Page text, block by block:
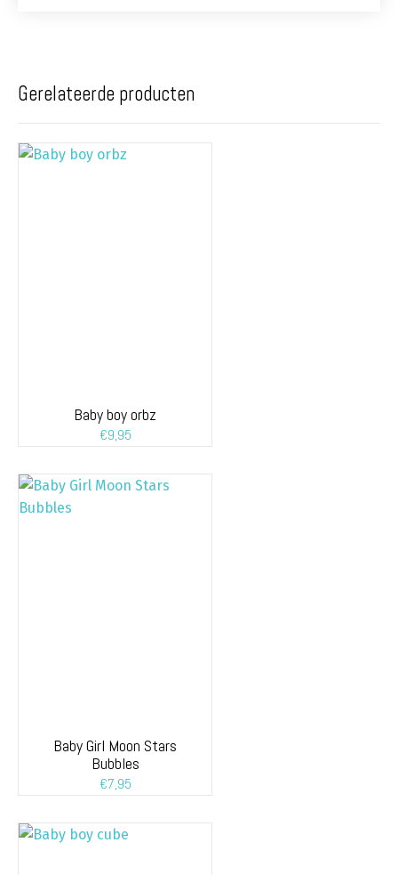
Gerelateerde producten
Baby boy orbz
€9,95
Baby Girl Moon Stars
Bubbles
€7,95